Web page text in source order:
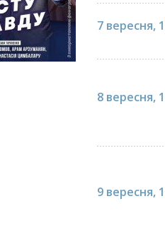
7 вересня,
8 вересня,
9 вересня,